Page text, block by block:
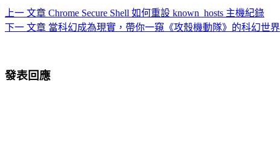
上一 文章 Chrome Secure Shell 如何重設 known_hosts 主機紀錄
下一 文章 當科幻成為現實，帶你一窺《攻殼機動隊》的科幻世界
發表回應